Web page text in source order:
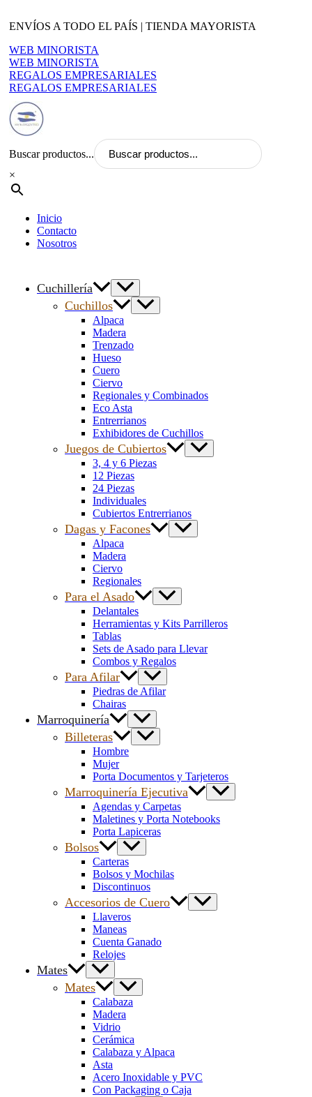
al
ENVÍOS A TODO EL PAÍS | TIENDA MAYORISTA
WEB MINORISTA
WEB MINORISTA
REGALOS EMPRESARIALES
REGALOS EMPRESARIALES
Buscar productos...
×
Inicio
Contacto
Nosotros
Cuchillería
Cuchillos
Alpaca
Madera
Trenzado
Hueso
Cuero
Ciervo
Regionales y Combinados
Eco Asta
Entrerrianos
Exhibidores de Cuchillos
Juegos de Cubiertos
3, 4 y 6 Piezas
12 Piezas
24 Piezas
Individuales
Cubiertos Entrerrianos
Dagas y Facones
Alpaca
Madera
Ciervo
Regionales
Para el Asado
Delantales
Herramientas y Kits Parrilleros
Tablas
Sets de Asado para Llevar
Combos y Regalos
Para Afilar
Piedras de Afilar
Chairas
Marroquinería
Billeteras
Hombre
Mujer
Porta Documentos y Tarjeteros
Marroquinería Ejecutiva
Agendas y Carpetas
Maletines y Porta Notebooks
Porta Lapiceras
Bolsos
Carteras
Bolsos y Mochilas
Discontinuos
Accesorios de Cuero
Llaveros
Maneas
Cuenta Ganado
Relojes
Mates
Mates
Calabaza
Madera
Vidrio
Cerámica
Calabaza y Alpaca
Asta
Acero Inoxidable y PVC
Con Packaging o Caja